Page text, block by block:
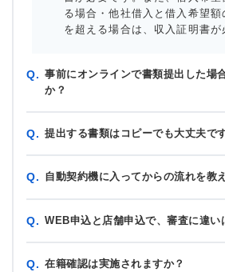
る場合・他社借入と借入希望
を超える場合は、収入証明書が
Q. 事前にオンラインで書類提出した場
か？
Q. 提出する書類はコピーでも大丈夫で
Q. 自動契約機に入ってからの流れを教
Q. WEB申込と店舗申込で、審査に違い
Q. 在籍確認は実施されますか？